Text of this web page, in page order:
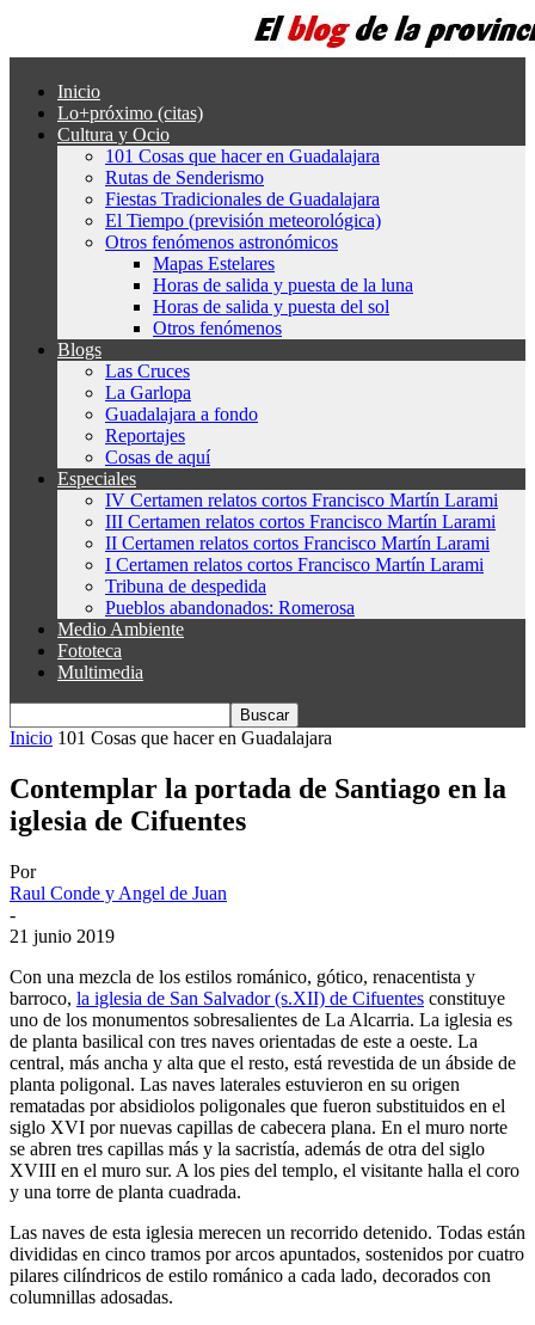
Inicio
Lo+próximo (citas)
Cultura y Ocio
101 Cosas que hacer en Guadalajara
Rutas de Senderismo
Fiestas Tradicionales de Guadalajara
El Tiempo (previsión meteorológica)
Otros fenómenos astronómicos
Mapas Estelares
Horas de salida y puesta de la luna
Horas de salida y puesta del sol
Otros fenómenos
Blogs
Las Cruces
La Garlopa
Guadalajara a fondo
Reportajes
Cosas de aquí
Especiales
IV Certamen relatos cortos Francisco Martín Larami
III Certamen relatos cortos Francisco Martín Larami
II Certamen relatos cortos Francisco Martín Larami
I Certamen relatos cortos Francisco Martín Larami
Tribuna de despedida
Pueblos abandonados: Romerosa
Medio Ambiente
Fototeca
Multimedia
Inicio 101 Cosas que hacer en Guadalajara
Contemplar la portada de Santiago en la
iglesia de Cifuentes
Por
Raul Conde y Angel de Juan
-
21 junio 2019
Con una mezcla de los estilos románico, gótico, renacentista y
barroco, la iglesia de San Salvador (s.XII) de Cifuentes constituye
uno de los monumentos sobresalientes de La Alcarria. La iglesia es
de planta basilical con tres naves orientadas de este a oeste. La
central, más ancha y alta que el resto, está revestida de un ábside de
planta poligonal. Las naves laterales estuvieron en su origen
rematadas por absidiolos poligonales que fueron substituidos en el
siglo XVI por nuevas capillas de cabecera plana. En el muro norte
se abren tres capillas más y la sacristía, además de otra del siglo
XVIII en el muro sur. A los pies del templo, el visitante halla el coro
y una torre de planta cuadrada.
Las naves de esta iglesia merecen un recorrido detenido. Todas están
divididas en cinco tramos por arcos apuntados, sostenidos por cuatro
pilares cilíndricos de estilo románico a cada lado, decorados con
columnillas adosadas.